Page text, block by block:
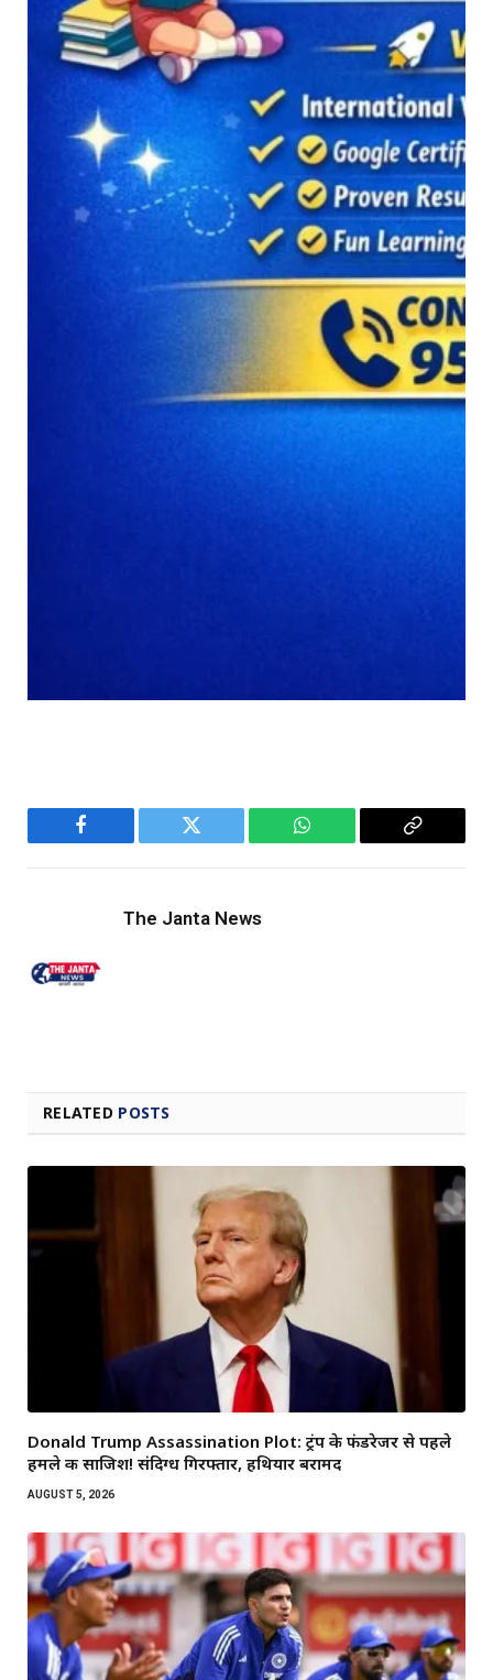
Facebook Twitter WhatsApp
Copy
The Janta News
RELATED POSTS
Donald Trump Assassination Plot: ट्रंप के फंडरेजर से पहले
हमले की साजिश! संदिग्ध गिरफ्तार, हथियार बरामद
AUGUST 5, 2026